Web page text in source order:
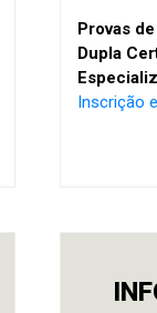
Provas
Dupla
Inscrição